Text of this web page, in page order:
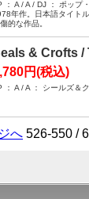
： A / A / DJ ： ポップ
年作。日本語タイト
的な作品。
& Crofts /
円(税込)
： A / A ： シールズ＆
へ 526-550 /